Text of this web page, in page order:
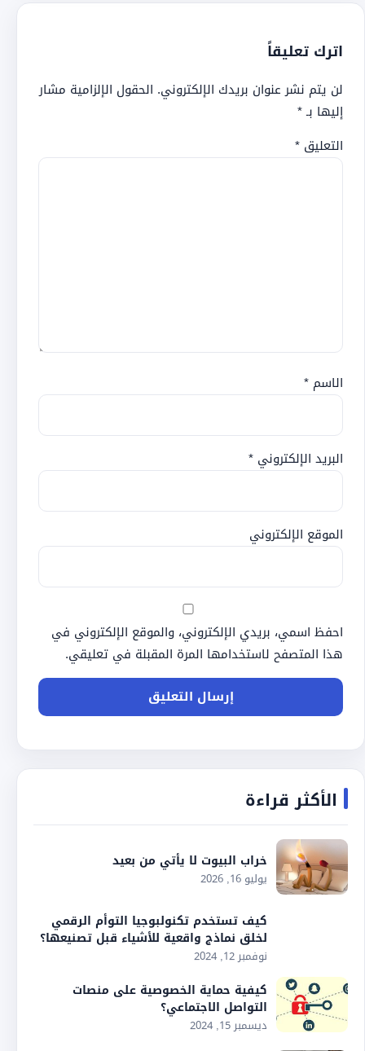
اترك تعليقاً
لن يتم نشر عنوان بريدك الإلكتروني. الحقول الإلزامية مشار
إليها بـ*
التعليق *
الاسم *
البريد الإلكتروني *
الموقع الإلكتروني
احفظ اسمي، بريدي الإلكتروني، والموقع الإلكتروني في
هذا المتصفح لاستخدامها المرة المقبلة في تعليقي.
الأكثر قراءة
خراب البيوت لا يأتي من بعيد
يوليو 16, 2026
كيف تستخدم تكنولبوجيا التوأم الرقمي
لخلق نماذج واقعية للأشياء قبل تصنيعها؟
نوفمبر 12, 2024
كيفية حماية الخصوصية على منصات
التواصل الاجتماعي؟
ديسمبر 15, 2024